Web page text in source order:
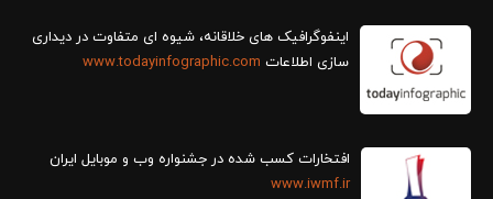
سازی اطلاعات www.todayinfographic.com
افتخارات کسب شده در جشنواره وب و موبایل ایران
www.iwmf.ir